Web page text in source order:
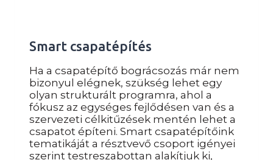
Smart csapatépítés
Ha a csapatépítő bográcsozás már nem
bizonyul elégnek, szükség lehet egy
olyan strukturált programra, ahol a
fókusz az egységes fejlődésen van és a
szervezeti célkitűzések mentén lehet a
csapatot építeni. Smart csapatépítőink
tematikáját a résztvevő csoport igényei
szerint testreszabottan alakítjuk ki,